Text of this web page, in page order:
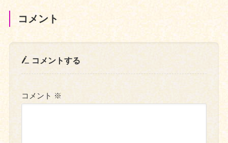
コメント
コメントする
コメント ※